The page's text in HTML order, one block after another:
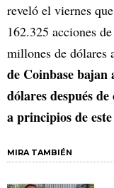
reveló el viernes
162.325 acciones
millones de dólares
de Coinbase
dólares después
a principios de este
MIRA TAMBIÉN